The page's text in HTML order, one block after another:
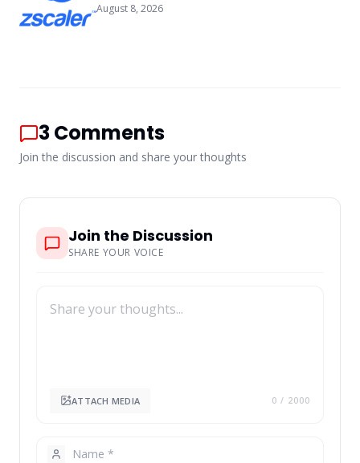
August 8, 2026
3Comments
Join the discussion and share your thoughts
Join the Discussion
SHARE YOUR VOICE
ATTACH MEDIA 0 / 2000